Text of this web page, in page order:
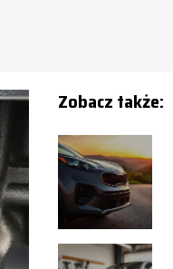
Zobacz także: